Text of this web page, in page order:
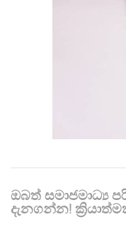
ඔබත් සමාජමාධ්‍ය
දැනගන්න!